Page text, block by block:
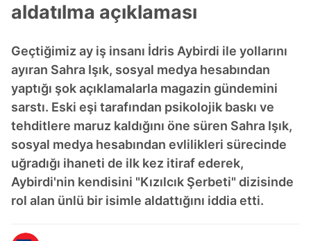
aldatılma açıklaması
Geçtiğimiz ay iş insanı İdris Aybirdi ile yollarını
ayıran Sahra Işık, sosyal medya hesabından
yaptığı şok açıklamalarla magazin gündemini
sarstı. Eski eşi tarafından psikolojik baskı ve
tehditlere maruz kaldığını öne süren Sahra Işık,
sosyal medya hesabından evlilikleri sürecinde
uğradığı ihaneti de ilk kez itiraf ederek,
Aybirdi'nin kendisini "Kızılcık Şerbeti" dizisinde
rol alan ünlü bir isimle aldattığını iddia etti.